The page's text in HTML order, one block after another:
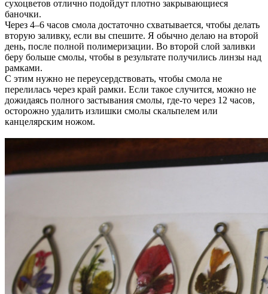
сухоцветов отлично подойдут плотно закрывающиеся
баночки.
Через 4–6 часов смола достаточно схватывается, чтобы делать
вторую заливку, если вы спешите. Я обычно делаю на второй
день, после полной полимеризации. Во второй слой заливки
беру больше смолы, чтобы в результате получились линзы над
рамками.
С этим нужно не переусердствовать, чтобы смола не
перелилась через край рамки. Если такое случится, можно не
дожидаясь полного застывания смолы, где-то через 12 часов,
осторожно удалить излишки смолы скальпелем или
канцелярским ножом.